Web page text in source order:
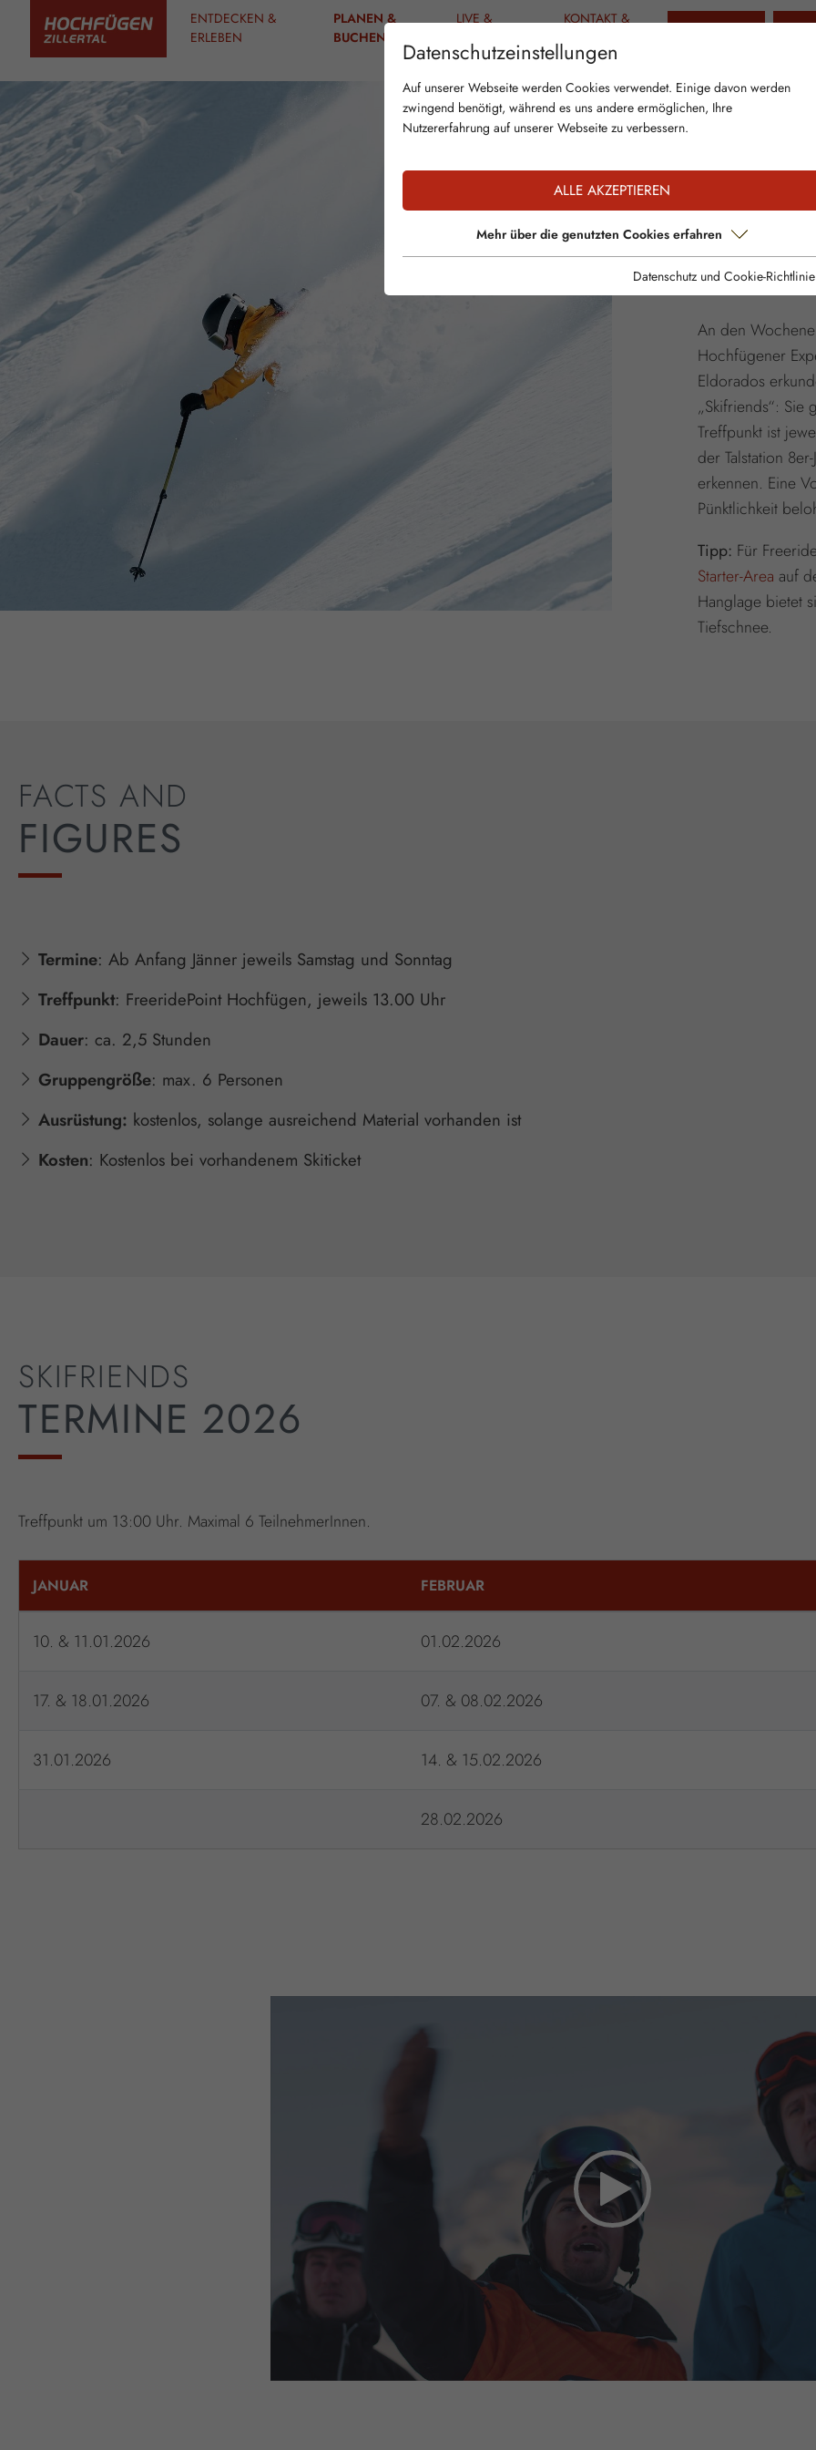
ENTDECKEN &
ERLEBEN
PLANEN &
BUCHEN
LIVE &
KONTAKT &
Am
An den
Hochfügener
Eldorados
„Skifriends“: Sie
Treffpunkt ist
der Talstation
erkennen. Eine
Pünktlichkeit
Tipp: Für
Starter-Area auf
Hanglage bietet
Tiefschnee.
FACTS AND
FIGURES
Termine: Ab Anfang Jänner jeweils Samstag und Sonntag
Treffpunkt: FreeridePoint Hochfügen, jeweils 13.00 Uhr
Dauer: ca. 2,5 Stunden
Gruppengröße: max. 6 Personen
Ausrüstung: kostenlos, solange ausreichend Material vorhanden ist
Kosten: Kostenlos bei vorhandenem Skiticket
SKIFRIENDS
TERMINE 2026
Treffpunkt um 13:00 Uhr. Maximal 6 TeilnehmerInnen.
JANUAR FEBRUAR
10. & 11.01.2026 01.02.2026
17. & 18.01.2026 07. & 08.02.2026
31.01.2026 14. & 15.02.2026
28.02.2026
Datenschutzeinstellungen
Auf unserer Webseite werden Cookies verwendet. Einige davon werden
zwingend benötigt, während es uns andere ermöglichen, Ihre
Nutzererfahrung auf unserer Webseite zu verbessern.
ALLE AKZEPTIEREN
Mehr über die genutzten Cookies erfahren
Datenschutz und Cookie-